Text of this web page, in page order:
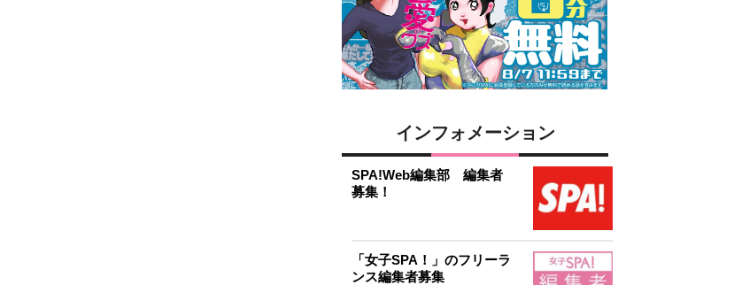
インフォメーション
SPA!Web編集部 編集者
募集！
「女子SPA！」のフリーラ
ンス編集者募集